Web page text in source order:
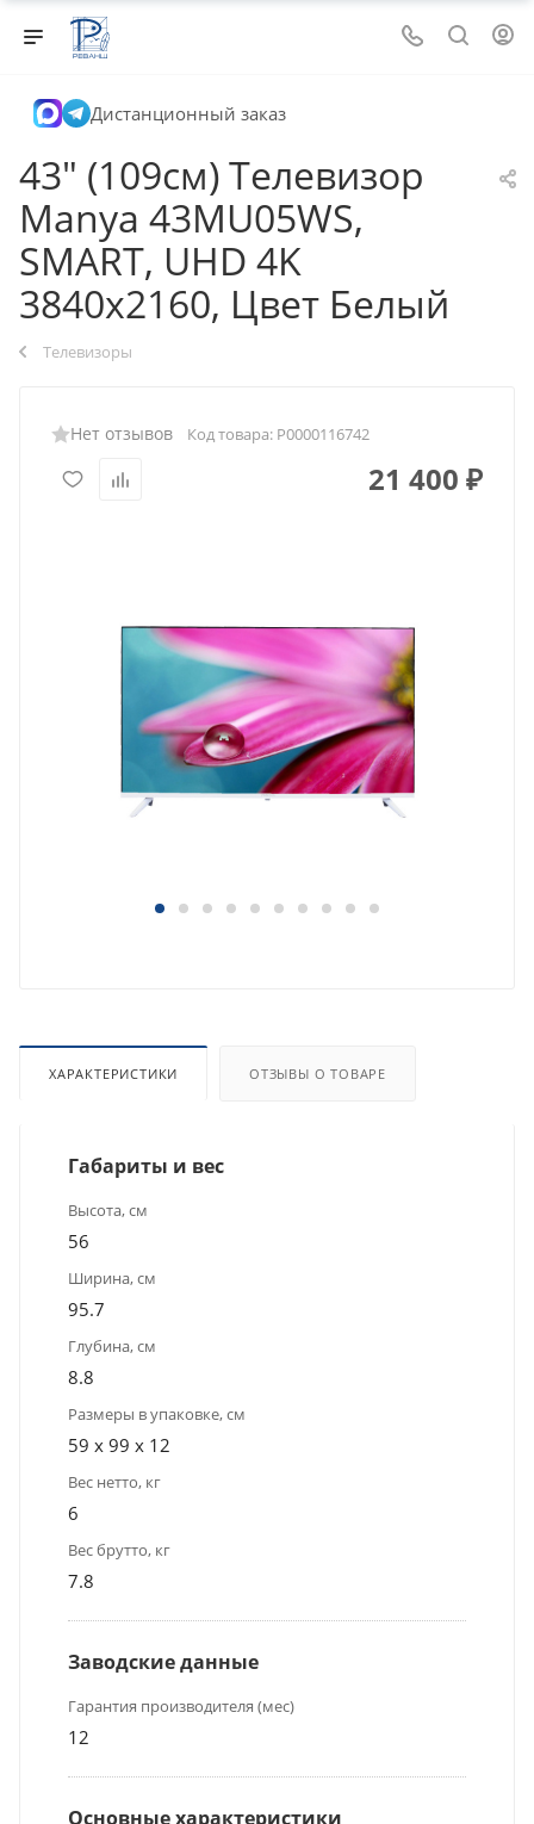
Дистанционный заказ
43" (109см) Телевизор
Manya 43MU05WS,
SMART, UHD 4K
3840x2160, Цвет Белый
Телевизоры
Нет отзывов Код товара: Р0000116742
21 400 ₽
ХАРАКТЕРИСТИКИ ОТЗЫВЫ О ТОВАРЕ
Габариты и вес
Высота, см
56
Ширина, см
95.7
Глубина, см
8.8
Размеры в упаковке, см
59 х 99 х 12
Вес нетто, кг
6
Вес брутто, кг
7.8
Заводские данные
Гарантия производителя (мес)
12
Основные характеристики